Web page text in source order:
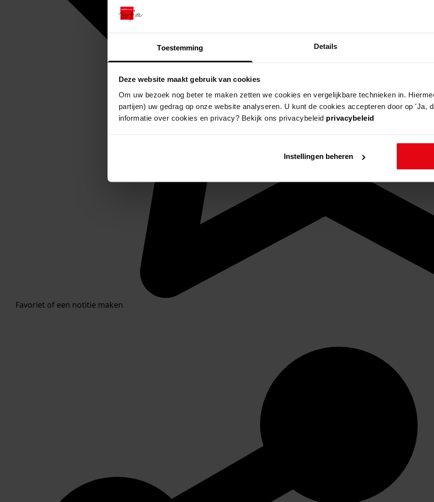
Toestemming Details
Deze website maakt gebruik van cookies
Om uw bezoek nog beter te maken zetten we cookies en vergelijkbare technieken in.
partijen) uw gedrag op onze website analyseren. U kunt de cookies accepteren door op 'Ja,
informatie over cookies en privacy? Bekijk ons privacybeleid privacybeleid
Instellingen beheren
Favoriet of een notitie maken